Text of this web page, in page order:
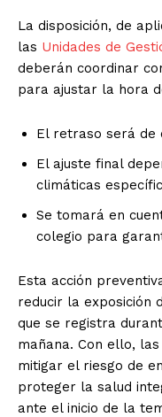
La disposición, de
las Unidades de
deberán coordinar
para ajustar la hora
El retraso será de
El ajuste final
climáticas
Se tomará en
colegio para
Esta acción
reducir la exposición
que se registra
mañana. Con ello,
mitigar el riesgo de
proteger la salud
ante el inicio de la